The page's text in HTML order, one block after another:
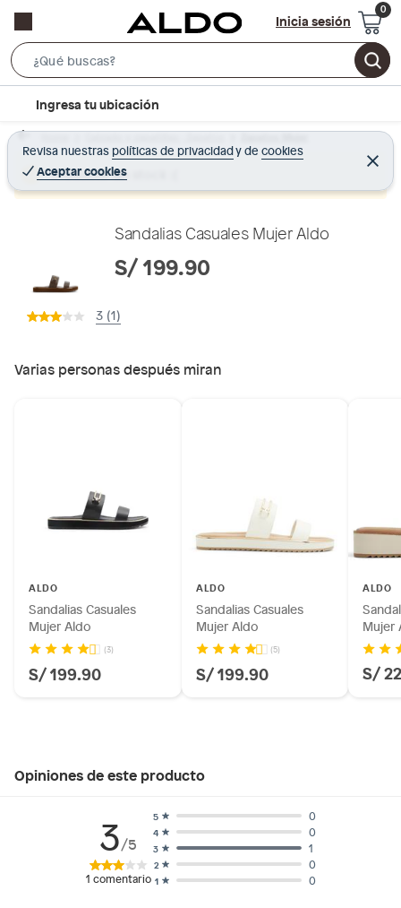
Inicia sesión
e
r
c
B
r
c
t
n
Ingresa tu ubicación
Revisa nuestras políticas de privacidadyde cookies
Aceptar cookies
C
e
r
Home Calzado y zapatillas - Zapatos Zapatos Mujer
Producto sin stock :(
Sandalias Casuales Mujer Aldo
S/ 199.90
3 (1)
Varias personas después miran
ALDO
Sandalias Casuales
Mujer Aldo
(3)
S/ 199.90
ALDO
Sandalias Casuales
Mujer Aldo
(5)
S/ 199.90
ALDO
Mujer
S/
Opiniones de este producto
3/5
1 comentario 1 0
2 0
3 1
4 0
5 0